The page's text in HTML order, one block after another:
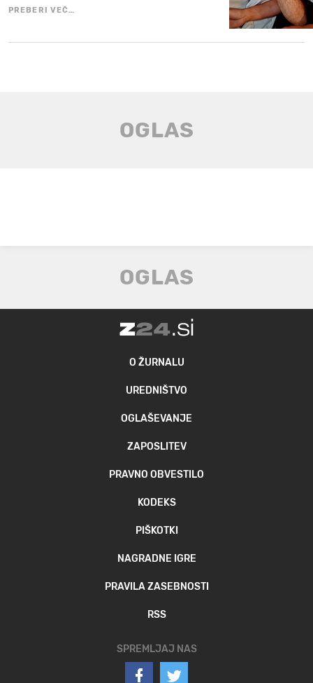
PREBERI VEČ…
O ŽURNALU
UREDNIŠTVO
OGLAŠEVANJE
ZAPOSLITEV
PRAVNO OBVESTILO
KODEKS
PIŠKOTKI
NAGRADNE IGRE
PRAVILA ZASEBNOSTI
RSS
SPREMLJAJ NAS